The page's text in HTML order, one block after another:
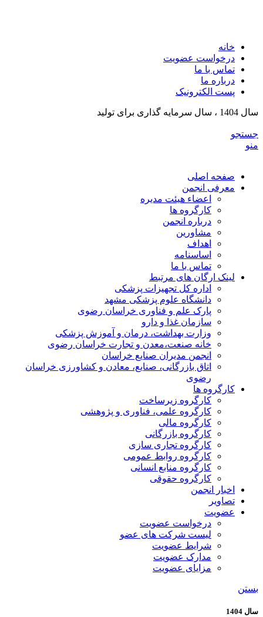
خانه
درخواست عضویت
تماس با ما
درباره ما
پست الکترونیک
سال 1404 ، سال سرمایه گذاری برای تولید
جستجو
منو
صفحه اصلی
معرفی انجمن
اعضاء هیئت مدیره
کارگروه ها
درباره انجمن
مشاورین
اهداف
اساسنامه
تماس با ما
لینک ارگان های مرتبط
اداره کل تجهیزات پزشکی
دانشگاه علوم پزشکی مشهد
پارک علم و فناوری خراسان رضوی
سازمان غذا و دارو
وزارت بهداشت، درمان و آموزش پزشکی
خانه صنعت،معدن و تجارت خراسان رضوی
انجمن مدیران صنایع خراسان
اتاق بازرگانی، صنایع، معادن و کشاورزی خراسان
رضوی
کارگروه ها
کارگروه زیرساخت
کارگروه علمی، فناوری و پژوهشی
کارگروه مالی
کارگروه بازرگانی
کارگروه تجاری سازی
کارگروه روابط عمومی
کارگروه منابع انسانی
کارگروه حقوقی
اخبار انجمن
تصاویر
عضویت
درخواست عضویت
لیست شرکت های عضو
شرایط عضویت
مدارک عضویت
مزایای عضویت
بستن
سال 1404